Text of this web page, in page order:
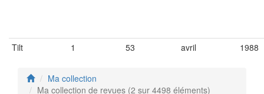
Tilt 1 53 avril 1988
Ma collection
Ma collection de revues (2 sur 4498 éléments)